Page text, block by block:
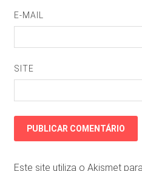
E-MAIL
SITE
Este site utiliza o Akismet